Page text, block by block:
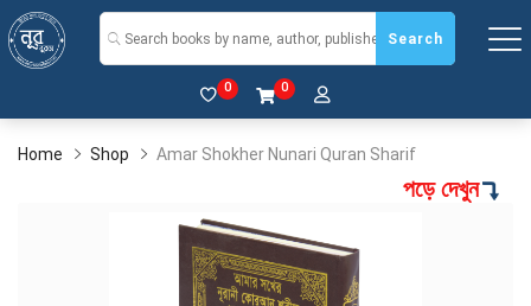
Search
0 0
Home Shop Amar Shokher Nunari Quran Sharif
পড়ে দেখুন